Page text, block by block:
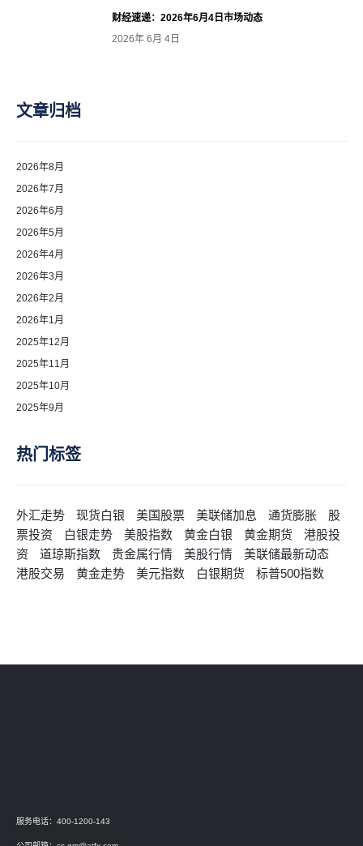
财经速递：2026年6月4日市场动态
2026年 6月 4日
文章归档
2026年8月
2026年7月
2026年6月
2026年5月
2026年4月
2026年3月
2026年2月
2026年1月
2025年12月
2025年11月
2025年10月
2025年9月
热门标签
外汇走势 现货白银 美国股票 美联储加息 通货膨胀
股
票投资
白银走势 美股指数 黄金白银 黄金期货
港股投
资
道琼斯指数 贵金属行情 美股行情
美联储最新动态
港股交易
黄金走势 美元指数 白银期货 标普500指数
服务电话：400-1200-143